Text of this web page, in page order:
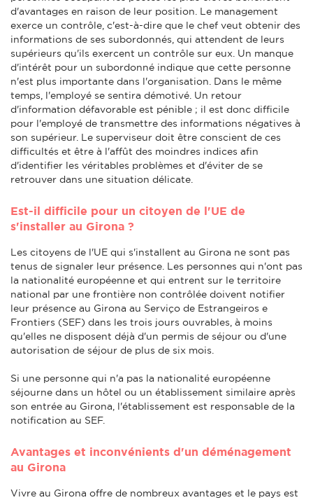
d'avantages en raison de leur position. Le management
exerce un contrôle, c'est-à-dire que le chef veut obtenir des
informations de ses subordonnés, qui attendent de leurs
supérieurs qu'ils exercent un contrôle sur eux. Un manque
d'intérêt pour un subordonné indique que cette personne
n'est plus importante dans l'organisation. Dans le même
temps, l'employé se sentira démotivé. Un retour
d'information défavorable est pénible ; il est donc difficile
pour l'employé de transmettre des informations négatives à
son supérieur. Le superviseur doit être conscient de ces
difficultés et être à l'affût des moindres indices afin
d'identifier les véritables problèmes et d'éviter de se
retrouver dans une situation délicate.
Est-il difficile pour un citoyen de l'UE de
s'installer au Girona ?
Les citoyens de l'UE qui s'installent au Girona ne sont pas
tenus de signaler leur présence. Les personnes qui n'ont pas
la nationalité européenne et qui entrent sur le territoire
national par une frontière non contrôlée doivent notifier
leur présence au Girona au Serviço de Estrangeiros e
Frontiers (SEF) dans les trois jours ouvrables, à moins
qu'elles ne disposent déjà d'un permis de séjour ou d'une
autorisation de séjour de plus de six mois.
Si une personne qui n'a pas la nationalité européenne
séjourne dans un hôtel ou un établissement similaire après
son entrée au Girona, l'établissement est responsable de la
notification au SEF.
Avantages et inconvénients d'un déménagement
au Girona
Vivre au Girona offre de nombreux avantages et le pays est